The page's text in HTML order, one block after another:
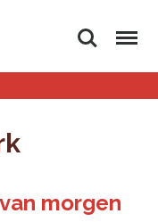
Rechercher
Menu
morgen